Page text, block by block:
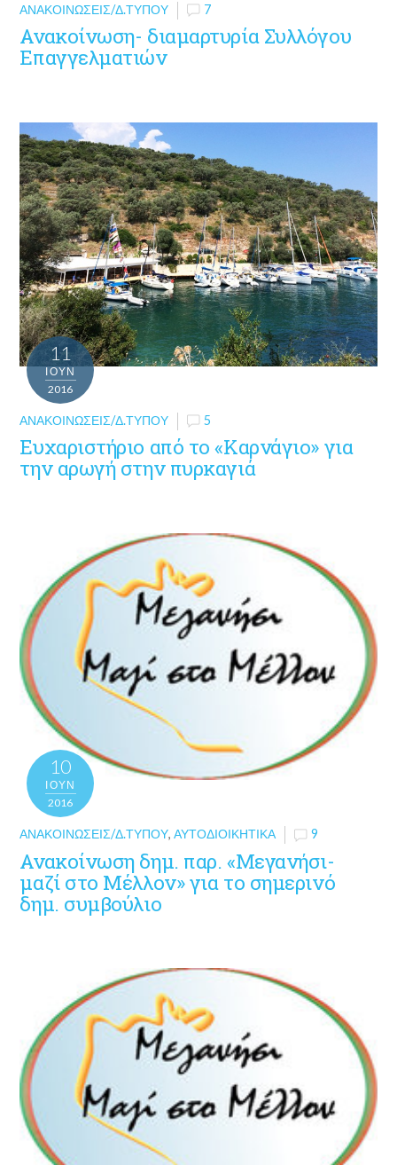
ΑΝΑΚΟΙΝΏΣΕΙΣ/Δ.ΤΎΠΟΥ 7
Ανακοίνωση- διαμαρτυρία Συλλόγου
Επαγγελματιών
11
ΙΟΎΝ
2016
ΑΝΑΚΟΙΝΏΣΕΙΣ/Δ.ΤΎΠΟΥ 5
Ευχαριστήριο από το «Καρνάγιο» για
την αρωγή στην πυρκαγιά
10
ΙΟΎΝ
2016
ΑΝΑΚΟΙΝΏΣΕΙΣ/Δ.ΤΎΠΟΥ,ΑΥΤΟΔΙΟΙΚΗΤΙΚΆ 9
Ανακοίνωση δημ. παρ. «Μεγανήσι-
μαζί στο Μέλλον» για το σημερινό
δημ. συμβούλιο